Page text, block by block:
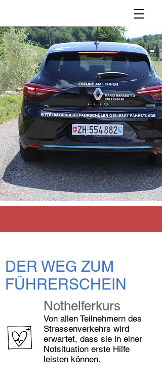
DER WEG ZUM
FÜHRERSCHEIN
Nothelferkurs
Von allen Teilnehmern des
Strassenverkehrs wird
erwartet, dass sie in einer
Notsituation erste Hilfe
leisten können.